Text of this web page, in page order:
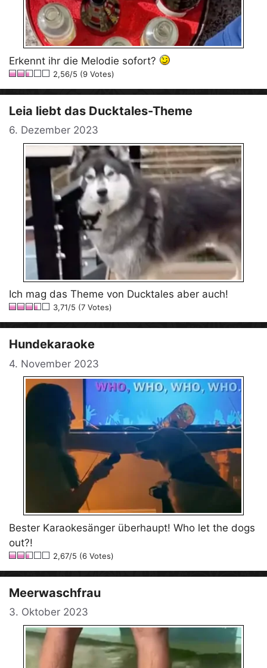
Erkennt ihr die Melodie sofort?
2,56/5 (9 Votes)
Leia liebt das Ducktales-Theme
6. Dezember 2023
Ich mag das Theme von Ducktales aber auch!
3,71/5 (7 Votes)
Hundekaraoke
4. November 2023
Bester Karaokesänger überhaupt! Who let the dogs
out?!
2,67/5 (6 Votes)
Meerwaschfrau
3. Oktober 2023